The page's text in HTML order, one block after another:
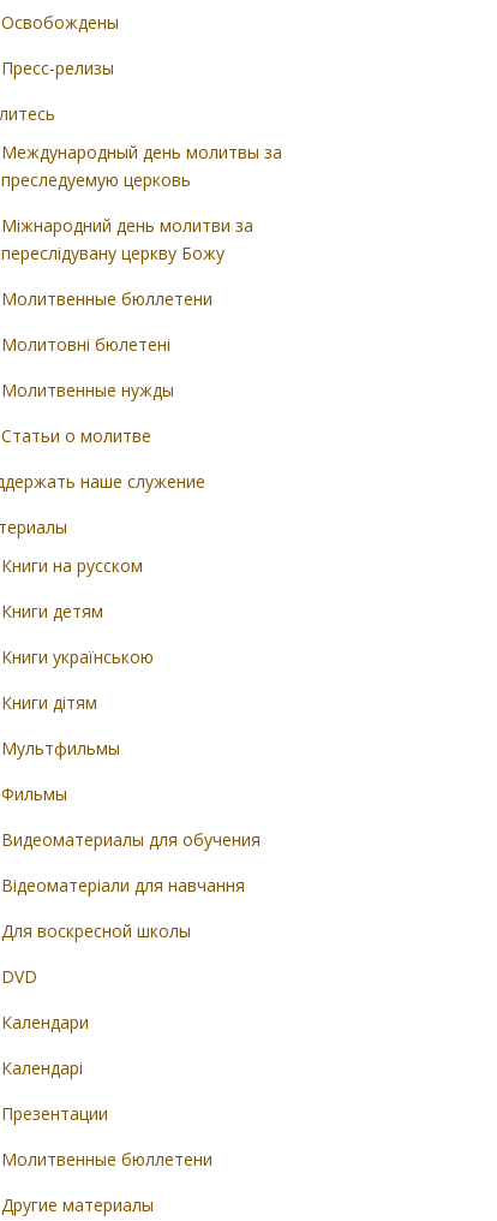
Освобождены
Пресс-релизы
Международный день молитвы за
преследуемую церковь
Міжнародний день молитви за
переслідувану церкву Божу
Молитвенные бюллетени
Молитовні бюлетені
Молитвенные нужды
Статьи о молитве
наше служение
Книги на русском
Книги детям
Книги українською
Книги дітям
Мультфильмы
Фильмы
Видеоматериалы для обучения
Відеоматеріали для навчання
Для воскресной школы
DVD
Календари
Календарі
Презентации
Молитвенные бюллетени
Другие материалы